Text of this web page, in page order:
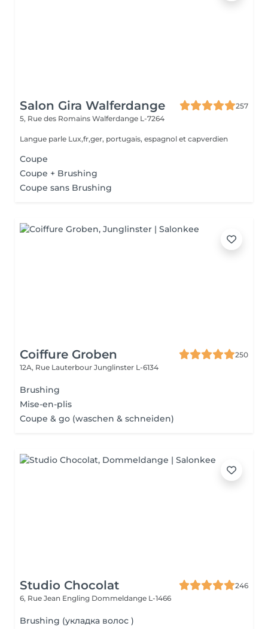
Salon Gira Walferdange
257
5, Rue des Romains Walferdange L-7264
Langue parle Lux,fr,ger, portugais, espagnol et capverdien
Coupe
Coupe + Brushing
Coupe sans Brushing
Coiffure Groben
250
12A, Rue Lauterbour Junglinster L-6134
Brushing
Mise-en-plis
Coupe & go (waschen & schneiden)
Studio Chocolat
246
6, Rue Jean Engling Dommeldange L-1466
Brushing (укладка волос )